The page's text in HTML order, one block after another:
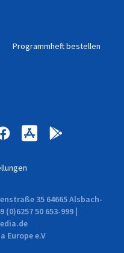
Programmheft bestellen
35 64665 Alsbach-
50 653-999 |
Europe e.V